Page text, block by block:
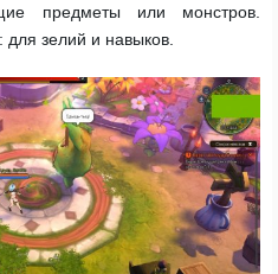
предметы или монстров.
зелий и навыков.